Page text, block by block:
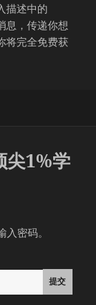
描述中的
息，传递你想
将完全免费获
尖1%学
密码。